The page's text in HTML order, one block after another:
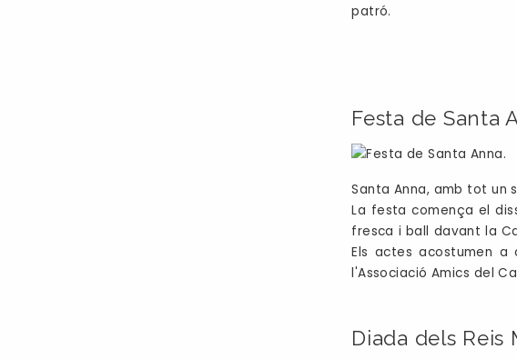
patró.
Festa de Santa
Santa Anna, amb tot un
La festa comença el
fresca i ball davant la
Els actes acostumen a
l'Associació Amics del
Diada dels Reis